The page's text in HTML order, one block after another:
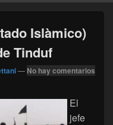
Islàmico)
Tinduf
— No hay comentarios
El
jefe